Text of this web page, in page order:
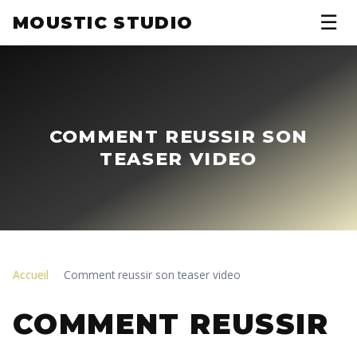
MOUSTIC STUDIO ☰
COMMENT REUSSIR SON
TEASER VIDEO
Accueil Comment reussir son teaser video
COMMENT REUSSIR